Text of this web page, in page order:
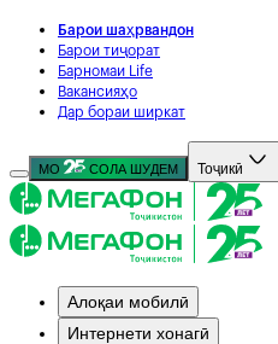
Барои шаҳрвандон
Барои тиҷорат
Барномаи Life
Вакансияҳо
Дар бораи ширкат
МО СОЛА ШУДЕМ Тоҷикӣ
Алоқаи мобилӣ
Интернети хонагӣ